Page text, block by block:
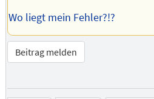
Wo liegt mein Fehler?!?
Beitrag melden